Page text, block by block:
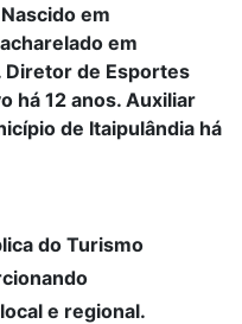
em
em
Diretor de Esportes
há 12 anos. Auxiliar
de Itaipulândia há
do Turismo
e regional.